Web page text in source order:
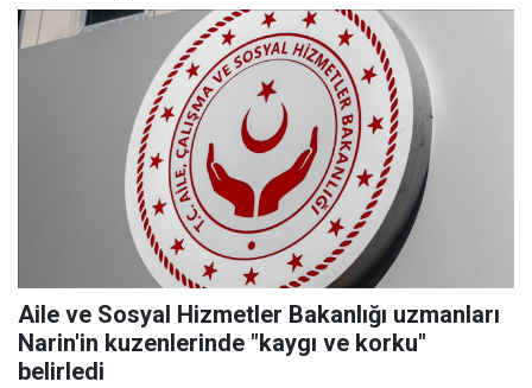
Aile ve Sosyal Hizmetler Bakanlığı uzmanları
Narin'in kuzenlerinde "kaygı ve korku"
belirledi